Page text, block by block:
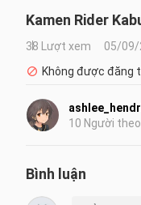
Kamen Rider
38 Lượt xem
05/09/
Không được đăng
10 Người theo
Bình luận